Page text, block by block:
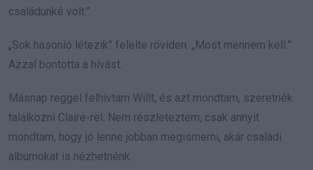
családunké volt.”
„Sok hasonló létezik” felelte röviden. „Most mennem kell.”
Azzal bontotta a hívást.
Másnap reggel felhívtam Willt, és azt mondtam, szeretnék
találkozni Claire-rel. Nem részleteztem, csak annyit
mondtam, hogy jó lenne jobban megismerni, akár családi
albumokat is nézhetnénk.